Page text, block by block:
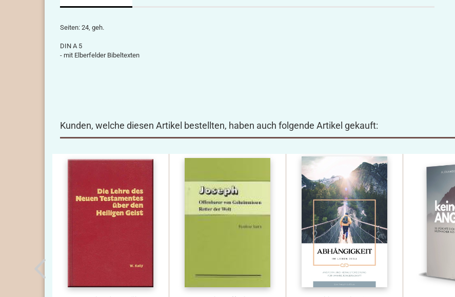
Seiten: 24, geh.
DIN A 5
- mit Elberfelder Bibeltexten
Kunden, welche diesen Artikel bestellten, haben auch folgende Artikel gekauft: